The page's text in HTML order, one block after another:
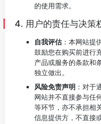
的使用需求。
4. 用户的责任与决策
自我评估 ：本网站提
鼓励您在购买前进行
产品或服务的条款和
独立做出。
风险免责声明 ：对于
网站并不直接参与任
等环节，亦不承担相
信息提供方，不直接